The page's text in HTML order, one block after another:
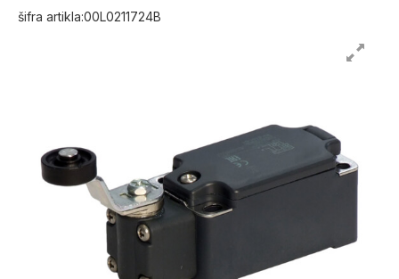
šifra artikla:00L0211724B